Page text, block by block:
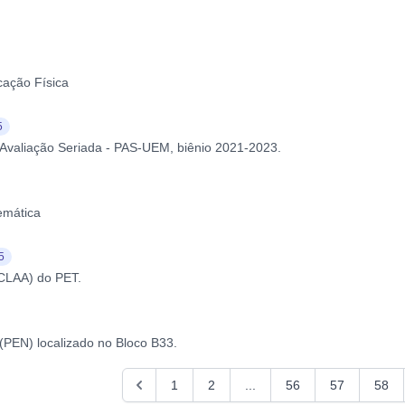
Física
Seriada - PAS-UEM, biênio 2021-2023.
do PET.
localizado no Bloco B33.
1 2 56 57 58